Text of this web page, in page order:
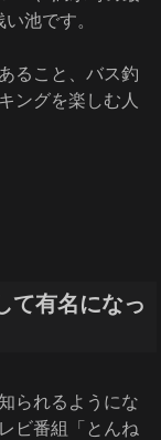
池です。
ること、バス釣
ングを楽しむ人
て有名になっ
られるようにな
ビ番組「とんね